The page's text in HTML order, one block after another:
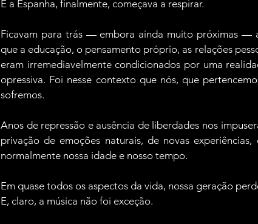
E a Espanha, finalmente, começava a respirar.
Ficavam para trás — embora ainda muito próximas —
que a educação, o pensamento próprio, as relações
eram irremediavelmente condicionados por uma
opressiva. Foi nesse contexto que nós, que
sofremos.
Anos de repressão e ausência de liberdades nos
privação de emoções naturais, de novas
normalmente nossa idade e nosso tempo.
Em quase todos os aspectos da vida, nossa geração
E, claro, a música não foi exceção.